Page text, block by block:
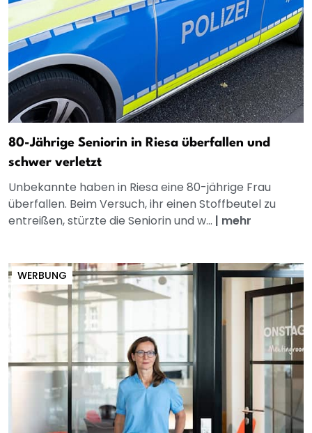
80-Jährige Seniorin in Riesa überfallen und
schwer verletzt
Unbekannte haben in Riesa eine 80-jährige Frau
überfallen. Beim Versuch, ihr einen Stoffbeutel zu
entreißen, stürzte die Seniorin und w... | mehr
WERBUNG